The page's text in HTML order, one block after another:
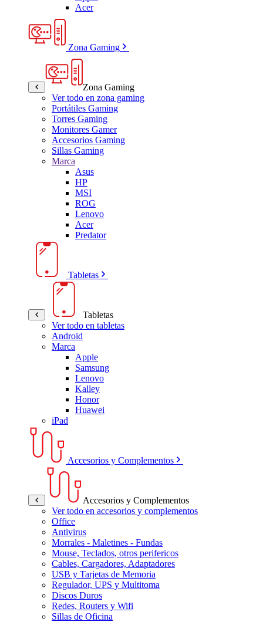
Acer
Zona Gaming
Zona Gaming
Ver todo en zona gaming
Portátiles Gaming
Torres Gaming
Monitores Gamer
Accesorios Gaming
Sillas Gaming
Marca
Asus
HP
MSI
ROG
Lenovo
Acer
Predator
Tabletas
Tabletas
Ver todo en tabletas
Android
Marca
Apple
Samsung
Lenovo
Kalley
Honor
Huawei
iPad
Accesorios y Complementos
Accesorios y Complementos
Ver todo en accesorios y complementos
Office
Antivirus
Morrales - Maletines - Fundas
Mouse, Teclados, otros perifericos
Cables, Cargadores, Adaptadores
USB y Tarjetas de Memoria
Regulador, UPS y Multitoma
Discos Duros
Redes, Routers y Wifi
Sillas de Oficina